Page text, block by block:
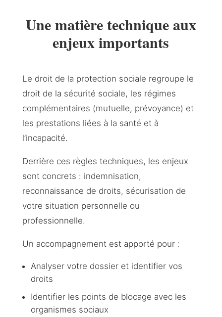
Une matière technique aux
enjeux importants
Le droit de la protection sociale regroupe le
droit de la sécurité sociale, les régimes
complémentaires (mutuelle, prévoyance) et
les prestations liées à la santé et à
l’incapacité.
Derrière ces règles techniques, les enjeux
sont concrets : indemnisation,
reconnaissance de droits, sécurisation de
votre situation personnelle ou
professionnelle.
Un accompagnement est apporté pour :
Analyser votre dossier et identifier vos
droits
Identifier les points de blocage avec les
organismes sociaux